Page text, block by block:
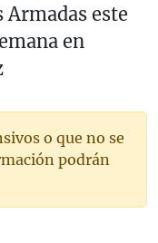
Armadas este
en
o que no se
podrán